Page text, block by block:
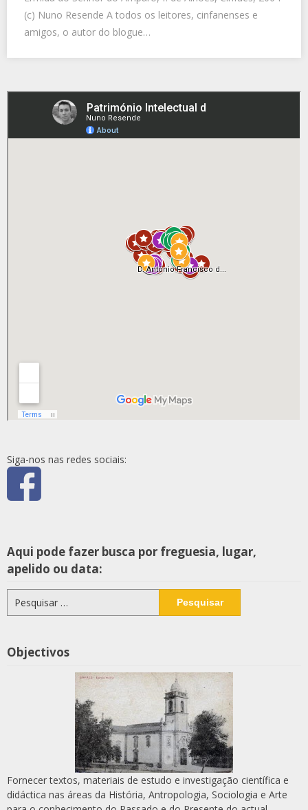
(c) Nuno Resende A todos os leitores, cinfanenses e
amigos, o autor do blogue…
Siga-nos nas redes sociais:
Aqui pode fazer busca por freguesia, lugar,
apelido ou data:
por:
Objectivos
Fornecer textos, materiais de estudo e investigação científica e
didáctica nas áreas da História, Antropologia, Sociologia e Arte